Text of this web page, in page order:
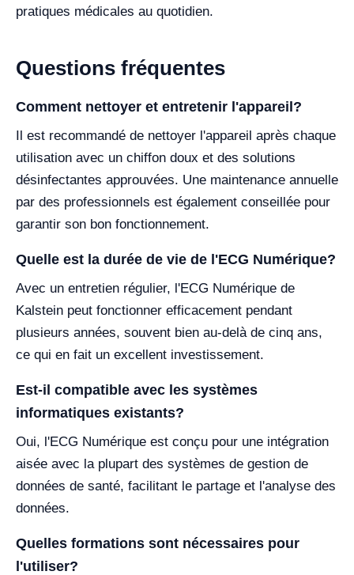
pratiques médicales au quotidien.
Questions fréquentes
Comment nettoyer et entretenir l'appareil?
Il est recommandé de nettoyer l'appareil après chaque
utilisation avec un chiffon doux et des solutions
désinfectantes approuvées. Une maintenance annuelle
par des professionnels est également conseillée pour
garantir son bon fonctionnement.
Quelle est la durée de vie de l'ECG Numérique?
Avec un entretien régulier, l'ECG Numérique de
Kalstein peut fonctionner efficacement pendant
plusieurs années, souvent bien au-delà de cinq ans,
ce qui en fait un excellent investissement.
Est-il compatible avec les systèmes
informatiques existants?
Oui, l'ECG Numérique est conçu pour une intégration
aisée avec la plupart des systèmes de gestion de
données de santé, facilitant le partage et l'analyse des
données.
Quelles formations sont nécessaires pour
l'utiliser?